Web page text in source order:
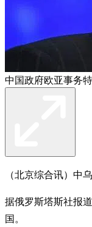
中国政府欧亚事务
（北京综合讯）中
据俄罗斯塔斯社报
国。